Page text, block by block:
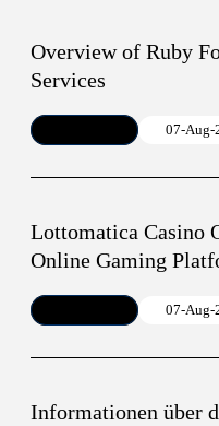
Overview of Ruby
Services
07-Aug-
Lottomatica Casino
Online Gaming
07-Aug-
Informationen über